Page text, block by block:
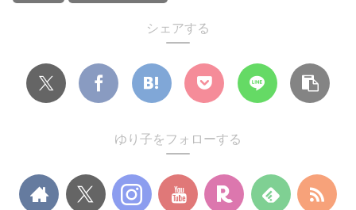
シェアする
ゆり子をフォローする